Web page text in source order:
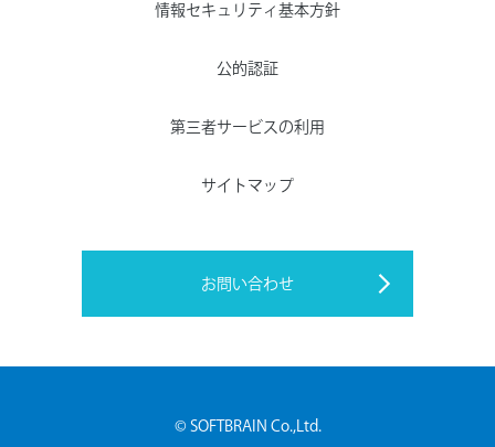
お問い合わせ
情報セキュリティ基本方針
公的認証
第三者サービスの利用
サイトマップ
© SOFTBRAIN Co.,Ltd.